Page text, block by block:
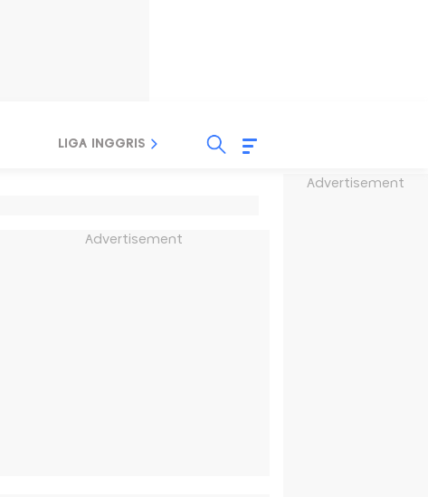
Advertisement
LIGA INGGRIS LIGA ITALIA
Advertisement